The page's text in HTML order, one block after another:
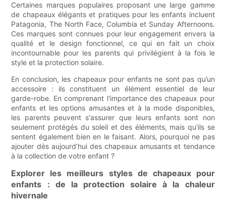
Certaines marques populaires proposant une large gamme
de chapeaux élégants et pratiques pour les enfants incluent
Patagonia, The North Face, Columbia et Sunday Afternoons.
Ces marques sont connues pour leur engagement envers la
qualité et le design fonctionnel, ce qui en fait un choix
incontournable pour les parents qui privilégient à la fois le
style et la protection solaire.
En conclusion, les chapeaux pour enfants ne sont pas qu’un
accessoire : ils constituent un élément essentiel de leur
garde-robe. En comprenant l'importance des chapeaux pour
enfants et les options amusantes et à la mode disponibles,
les parents peuvent s'assurer que leurs enfants sont non
seulement protégés du soleil et des éléments, mais qu'ils se
sentent également bien en le faisant. Alors, pourquoi ne pas
ajouter dès aujourd’hui des chapeaux amusants et tendance
à la collection de votre enfant ?
Explorer les meilleurs styles de chapeaux pour
enfants : de la protection solaire à la chaleur
hivernale